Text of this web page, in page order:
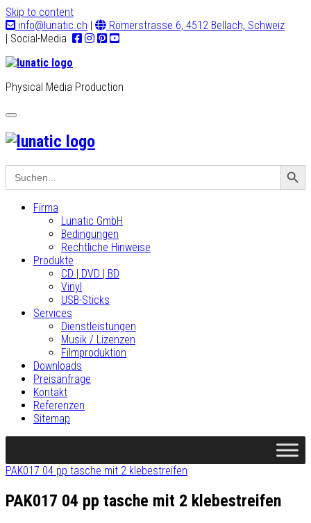
Skip to content
info@lunatic.ch |
Römerstrasse 6, 4512 Bellach, Schweiz
| Social-Media
Physical Media Production
Toggle
navigation
Search
for:
Search Button
Firma
Lunatic GmbH
Bedingungen
Rechtliche Hinweise
Produkte
CD | DVD | BD
Vinyl
USB-Sticks
Services
Dienstleistungen
Musik / Lizenzen
Filmproduktion
Downloads
Preisanfrage
Kontakt
Referenzen
Sitemap
PAK017 04 pp tasche mit 2 klebestreifen
PAK017 04 pp tasche mit 2 klebestreifen